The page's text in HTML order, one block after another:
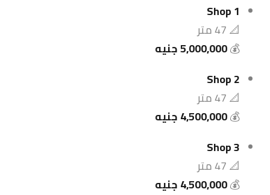
Shop 1
📐 47 متر
💰5,000,000 جنيه
Shop 2
📐 47 متر
💰4,500,000 جنيه
Shop 3
📐 47 متر
💰4,500,000 جنيه